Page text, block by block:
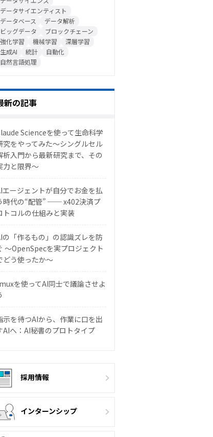
データサイエンティスト
データベース
データ解析
ビッグデータ
ブロックチェーン
強化学習
機械学習
深層学習
生成AI
統計
自動化
自然言語処理
新の記事
Scienceを使って生命科学
究をやってみた〜シングルセル
析入門から最新研究まで、その
力と限界〜
エージェントが自分でお金を払
時代の“配管” ── x402決済プ
トコルの仕組みと実装
の「作るもの」の認識ズレを防
〜OpenSpecを実プロジェクト
どう使ったか〜
を使ってAI同士で議論させよ
示を待つAIから、作業に口を出
AIへ：AI秘書のプロトタイプ
採用情報
インターンシップ